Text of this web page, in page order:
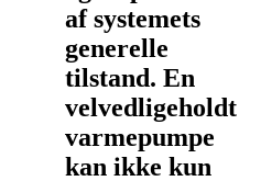
af systemets
generelle
tilstand. En
velvedligeholdt
varmepumpe
kan ikke kun